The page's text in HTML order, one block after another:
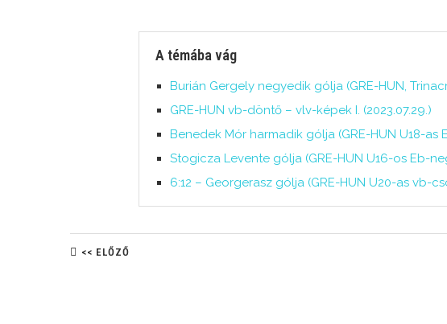
A témába vág
Burián Gergely negyedik gólja (GRE-HUN,
GRE-HUN vb-döntő – vlv-képek I. (2023.07.29.)
Benedek Mór harmadik gólja (GRE-HUN U18-as
Stogicza Levente gólja (GRE-HUN U16-os Eb-
6:12 – Georgerasz gólja (GRE-HUN U20-as vb-
<< ELŐZŐ